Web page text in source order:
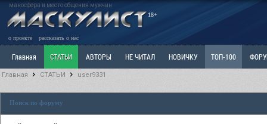
маносфера и место общения мужчин
18+
о проекте рассказать о нас
Главная СТАТЬИ АВТОРЫ НЕ ЧИТАЛ НОВИЧКУ ТОП-100
РАЗДЕЛ: Разное
Главная СТАТЬИ user9331
Поиск по форуму